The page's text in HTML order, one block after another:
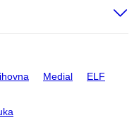
Medial ELF